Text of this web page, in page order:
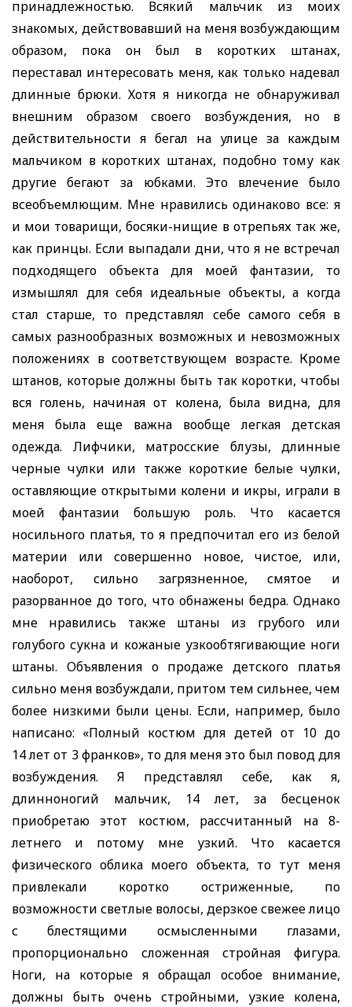
принадлежностью. Всякий мальчик из моих
знакомых, действовавший на меня возбуждающим
образом, пока он был в коротких штанах,
переставал интересовать меня, как только надевал
длинные брюки. Хотя я никогда не обнаруживал
внешним образом своего возбуждения, но в
действительности я бегал на улице за каждым
мальчиком в коротких штанах, подобно тому как
другие бегают за юбками. Это влечение было
всеобъемлющим. Мне нравились одинаково все: я
и мои товарищи, босяки-нищие в отрепьях так же,
как принцы. Если выпадали дни, что я не встречал
подходящего объекта для моей фантазии, то
измышлял для себя идеальные объекты, а когда
стал старше, то представлял себе самого себя в
самых разнообразных возможных и невозможных
положениях в соответствующем возрасте. Кроме
штанов, которые должны быть так коротки, чтобы
вся голень, начиная от колена, была видна, для
меня была еще важна вообще легкая детская
одежда. Лифчики, матросские блузы, длинные
черные чулки или также короткие белые чулки,
оставляющие открытыми колени и икры, играли в
моей фантазии большую роль. Что касается
носильного платья, то я предпочитал его из белой
материи или совершенно новое, чистое, или,
наоборот, сильно загрязненное, смятое и
разорванное до того, что обнажены бедра. Однако
мне нравились также
штаны из грубого или
голубого сукна и кожаные узкообтягивающие ноги
штаны. Объявления о продаже детского платья
сильно меня возбуждали, притом тем сильнее, чем
более низкими были цены. Если, например, было
написано: «Полный костюм для детей от 10 до
14 лет от 3 франков», то для меня это был повод для
возбуждения. Я представлял себе, как я,
длинноногий мальчик, 14 лет, за бесценок
приобретаю этот костюм, рассчитанный на 8-
летнего и потому мне узкий. Что касается
физического облика моего объекта, то тут меня
привлекали коротко остриженные, по
возможности светлые волосы, дерзкое свежее лицо
с блестящими осмысленными глазами,
пропорционально сложенная стройная фигура.
Ноги, на которые я обращал особое внимание,
должны быть очень стройными, узкие колена,